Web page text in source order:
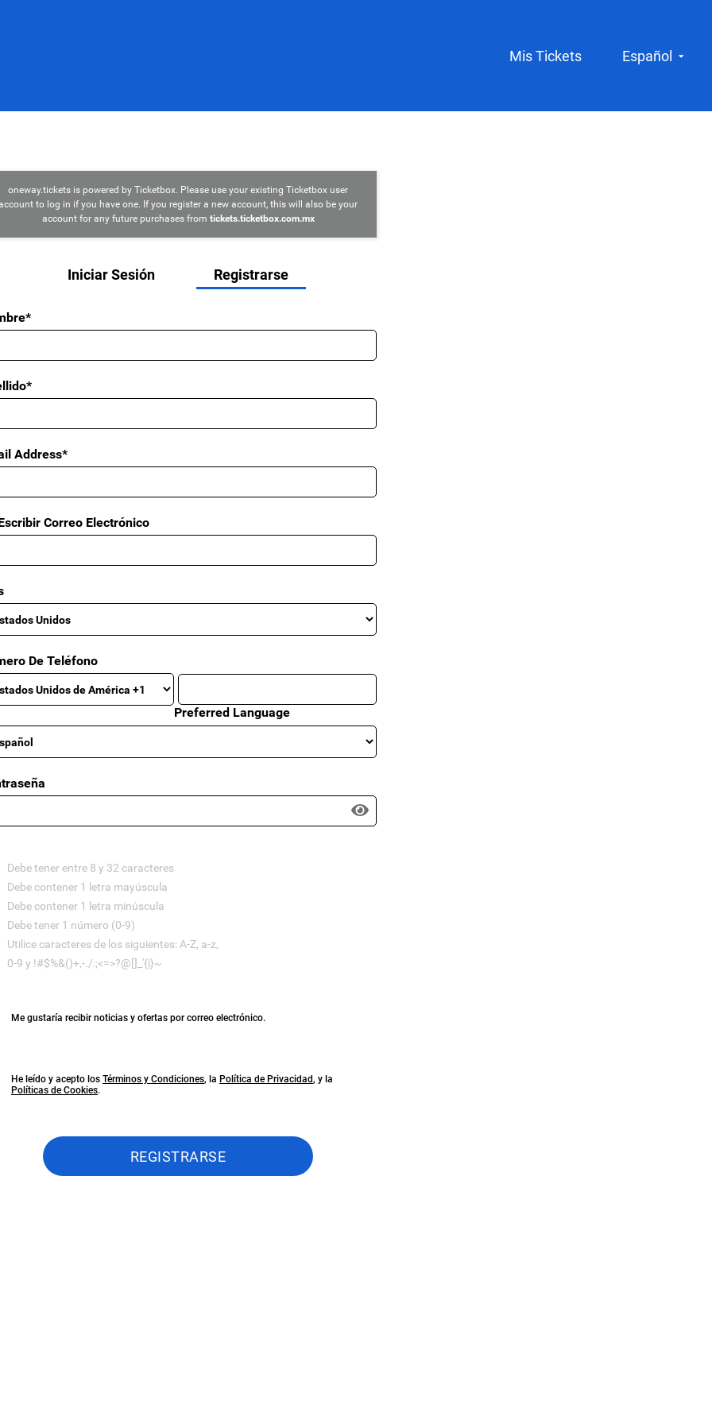
Español
Mis Tickets
oneway.tickets is powered by Ticketbox. Please use your existing Ticketbox user
to log in if you have one. If you register a new account, this will also be your
account for any future purchases from tickets.ticketbox.com.mx
Iniciar Sesión Registrarse
Address*
Correo Electrónico
De Teléfono
Preferred Language
Debe tener entre 8 y 32 caracteres
Debe contener 1 letra mayúscula
Debe contener 1 letra minúscula
Debe tener 1 número (0-9)
Utilice caracteres de los siguientes: A-Z, a-z,
0-9 y !#$%&()+,-./:;<=>?@[]_'{|}~
Me gustaría recibir noticias y ofertas por correo electrónico.
He leído y acepto los Términos y Condiciones, la Política de Privacidad, y la
Políticas de Cookies.
REGISTRARSE